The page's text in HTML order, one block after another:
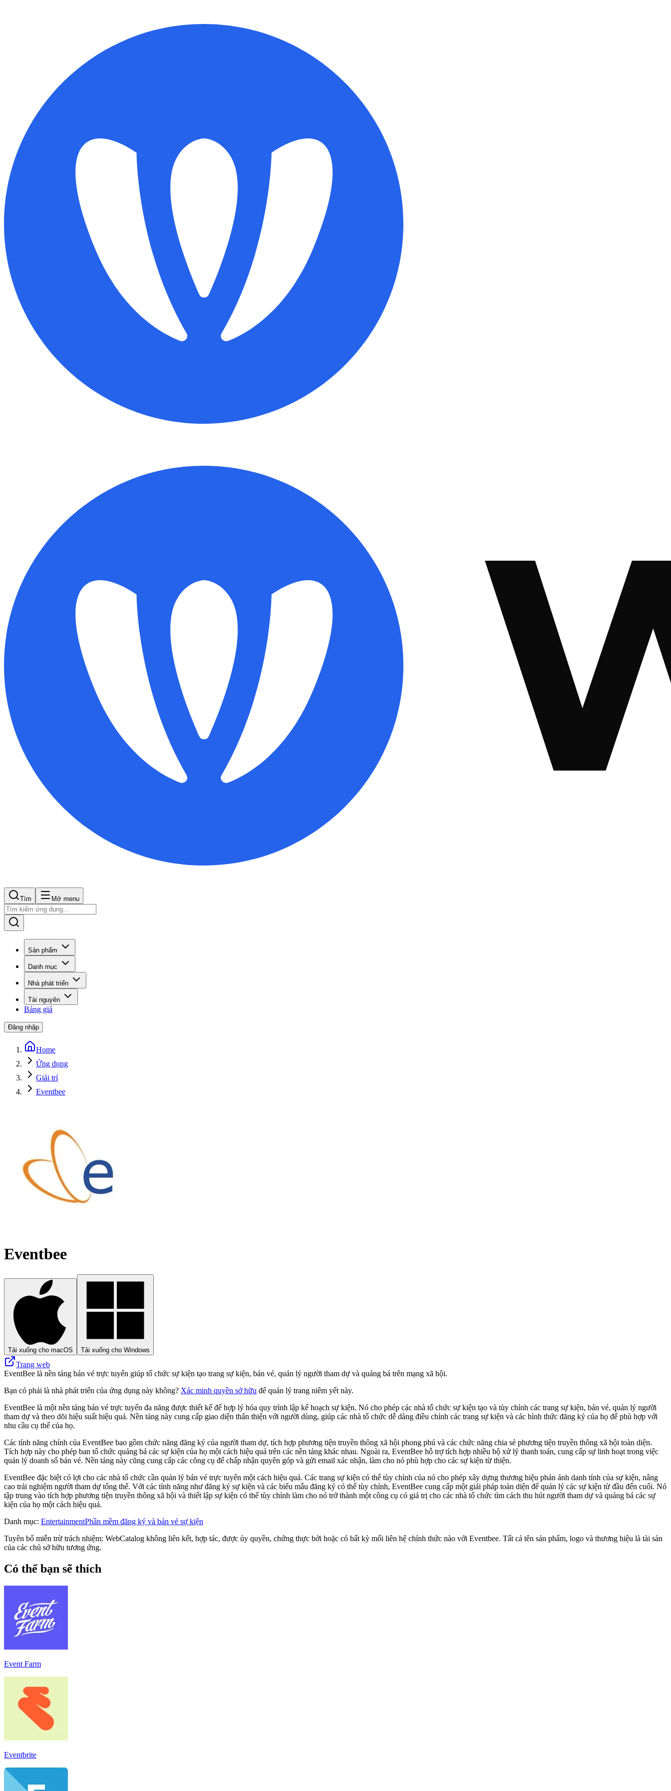
Tìm Mở menu
Sản phẩm
Danh mục
Nhà phát triển
Tài nguyên
Bảng giá
Đăng nhập
Home
Ứng dụng
Giải trí
Eventbee
Eventbee
Tải xuống cho macOS Tải xuống cho Windows
Trang web
EventBee là nền tảng bán vé trực tuyến giúp tổ chức sự kiện tạo trang sự kiện, bán vé, quản lý người tham dự và quảng bá trên mạng xã hội.
Bạn có phải là nhà phát triển của ứng dụng này không? Xác minh quyền sở hữu để quản lý trang niêm yết này.
EventBee là một nền tảng bán vé trực tuyến đa năng được thiết kế để hợp lý hóa quy trình lập kế hoạch sự kiện. Nó cho phép các nhà tổ chức sự kiện tạo và tùy chỉnh các trang sự kiện, bán vé, quản lý người
tham dự và theo dõi hiệu suất hiệu quả. Nền tảng này cung cấp giao diện thân thiện với người dùng, giúp các nhà tổ chức dễ dàng điều chỉnh các trang sự kiện và các hình thức đăng ký của họ để phù hợp với
nhu cầu cụ thể của họ.
Các tính năng chính của EventBee bao gồm chức năng đăng ký của người tham dự, tích hợp phương tiện truyền thông xã hội phong phú và các chức năng chia sẻ phương tiện truyền thông xã hội toàn diện.
Tích hợp này cho phép ban tổ chức quảng bá các sự kiện của họ một cách hiệu quả trên các nền tảng khác nhau. Ngoài ra, EventBee hỗ trợ tích hợp nhiều bộ xử lý thanh toán, cung cấp sự linh hoạt trong việc
quản lý doanh số bán vé. Nền tảng này cũng cung cấp các công cụ để chấp nhận quyên góp và gửi email xác nhận, làm cho nó phù hợp cho các sự kiện từ thiện.
EventBee đặc biệt có lợi cho các nhà tổ chức cần quản lý bán vé trực tuyến một cách hiệu quả. Các trang sự kiện có thể tùy chỉnh của nó cho phép xây dựng thương hiệu phản ánh danh tính của sự kiện, nâng
cao trải nghiệm người tham dự tổng thể. Với các tính năng như đăng ký sự kiện và các biểu mẫu đăng ký có thể tùy chỉnh, EventBee cung cấp một giải pháp toàn diện để quản lý các sự kiện từ đầu đến cuối. Nó
tập trung vào tích hợp phương tiện truyền thông xã hội và thiết lập sự kiện có thể tùy chỉnh làm cho nó trở thành một công cụ có giá trị cho các nhà tổ chức tìm cách thu hút người tham dự và quảng bá các sự
kiện của họ một cách hiệu quả.
Danh mục: EntertainmentPhần mềm đăng ký và bán vé sự kiện
Tuyên bố miễn trừ trách nhiệm: WebCatalog không liên kết, hợp tác, được ủy quyền, chứng thực bởi hoặc có bất kỳ mối liên hệ chính thức nào với Eventbee. Tất cả tên sản phẩm, logo và thương hiệu là tài sản
của các chủ sở hữu tương ứng.
Có thể bạn sẽ thích
Event Farm
Eventbrite